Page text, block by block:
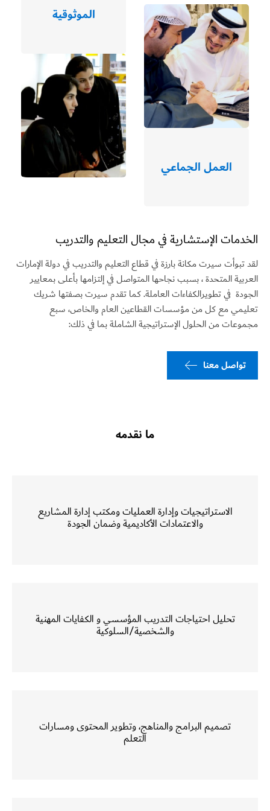
العمل الجماعي
الموثوقية
الخدمات الإستشارية في مجال التعليم والتدريب
لقدتبوأتسيرتمكانةبارزةفيقطاعالتعليموالتدريبفي دولةالإمارات
العربيةالمتحدة ، بسببنجاحهاالمتواصلفيإلتزامهابأعلىبمعايير
الجودة فيتطويرالكفاءاتالعاملة.كماتقدمسيرتبصفتها شريك
تعليميمعكلمنمؤسساتالقطاعينالعاموالخاص،سبع
مجموعاتمن الحلول الإستراتيجية الشاملةبما فيذلك:
تواصل معنا
ما نقدمه
الاستراتيجيات وإدارة العمليات ومكتب إدارة المشاريع
والاعتمادات الأكاديمية وضمان الجودة
تحليل احتياجات التدريب المؤسسي و الكفايات المهنية
والشخصية/السلوكية
تصميم البرامج والمناهج، وتطوير المحتوى ومسارات
التعلم